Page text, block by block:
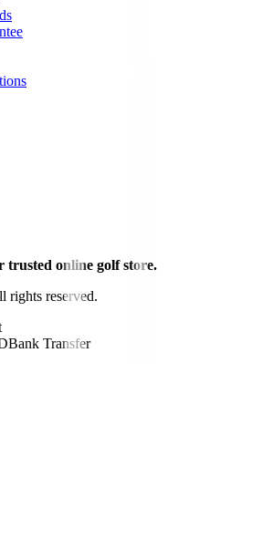
trusted online golf store.
rights reserved.
Bank Transfer